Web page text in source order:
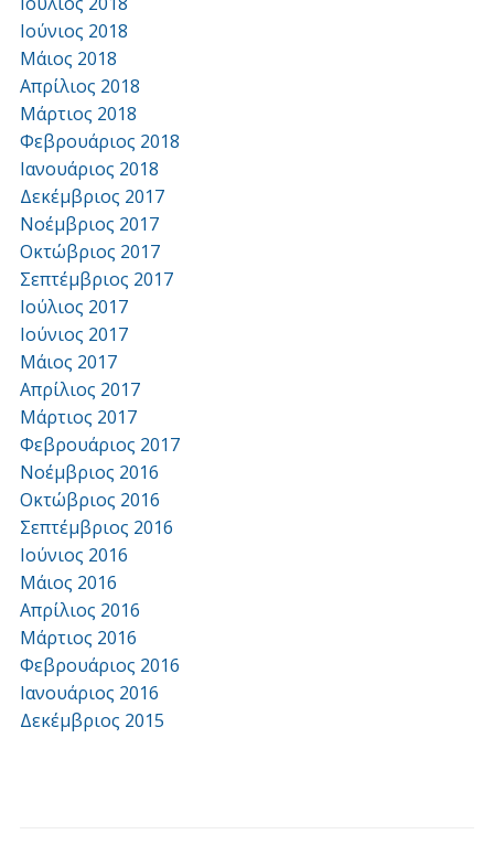
Ιούνιος 2018
Μάιος 2018
Απρίλιος 2018
Μάρτιος 2018
Φεβρουάριος 2018
Ιανουάριος 2018
Δεκέμβριος 2017
Νοέμβριος 2017
Οκτώβριος 2017
Σεπτέμβριος 2017
Ιούλιος 2017
Ιούνιος 2017
Μάιος 2017
Απρίλιος 2017
Μάρτιος 2017
Φεβρουάριος 2017
Νοέμβριος 2016
Οκτώβριος 2016
Σεπτέμβριος 2016
Ιούνιος 2016
Μάιος 2016
Απρίλιος 2016
Μάρτιος 2016
Φεβρουάριος 2016
Ιανουάριος 2016
Δεκέμβριος 2015